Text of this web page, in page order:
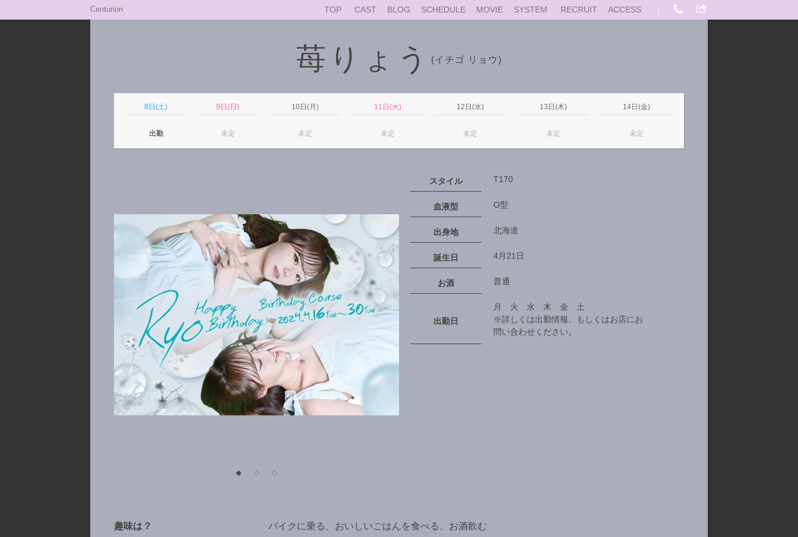
Centurion TOP CAST BLOG SCHEDULE MOVIE SYSTEM RECRUIT ACCESS
苺りょう (イチゴ リョウ)
8日(土) 9日(日) 10日(月) 11日(火) 12日(水) 13日(木) 14日(金)
出勤 未定 未定 未定 未定 未定 未定
◆ ◇ ◇
スタイル T170
血液型 O型
出身地 北海道
誕生日 4月21日
お酒 普通
出勤日
月 火 水 木 金 土
※詳しくは出勤情報、もしくはお店にお
問い合わせください。
趣味は？ バイクに乗る、おいしいごはんを食べる、お酒飲む